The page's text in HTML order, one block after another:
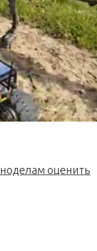
оценить